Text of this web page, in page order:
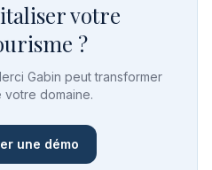
votre
?
Gabin peut transformer
domaine.
une démo